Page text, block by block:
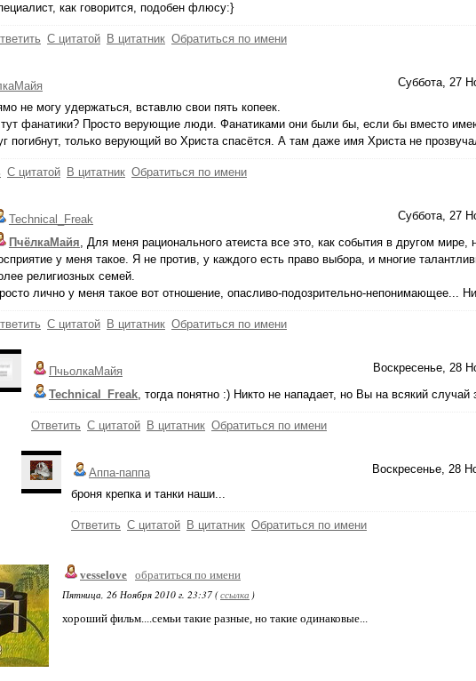
как говорится, подобен флюсу:}
С цитатой В цитатник Обратиться по имени
Суббота, 27
не могу удержаться, вставлю свои пять копеек.
фанатики? Просто верующие люди. Фанатиками они были бы, если бы вместо
погибнут, только верующий во Христа спасётся. А там даже имя Христа не
С цитатой В цитатник Обратиться по имени
Суббота, 27
Technical_Freak
ПчёлкаМайя, Для меня рационального атеиста все это, как события в другом мире,
у меня такое. Я не против, у каждого есть право выбора, и многие
религиозных семей.
лично у меня такое вот отношение, опасливо-подозрительно-непонимающее...
С цитатой В цитатник Обратиться по имени
Воскресенье, 28
ПчьолкаМайя
Technical_Freak, тогда понятно :) Никто не нападает, но Вы на всякий
Ответить С цитатой В цитатник Обратиться по имени
Воскресенье, 28
Аппа-паппа
броня крепка и танки наши...
Ответить С цитатой В цитатник Обратиться по имени
vesselove обратиться по имени
Пятница, 26 Ноября 2010 г. 23:37 (ссылка )
хороший фильм....семьи такие разные, но такие одинаковые...